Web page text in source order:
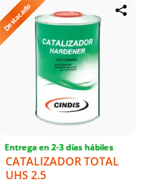
siendo ideal para pinturas y
barnices en áreas de difícil
acceso.
Destacado
Entrega en 2-3 días hábiles
CATALIZADOR TOTAL
UHS 2.5